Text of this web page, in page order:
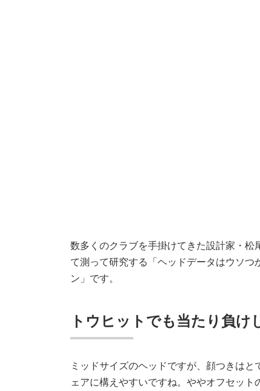
数多くのクラブを手掛けてきた設計家・
て測って研究する「ヘッドデータはウソ
ン」です。
トウヒットでも当たり負け
ミッドサイズのヘッドですが、顔つきは
ェアに構えやすいですね。ややオフセッ